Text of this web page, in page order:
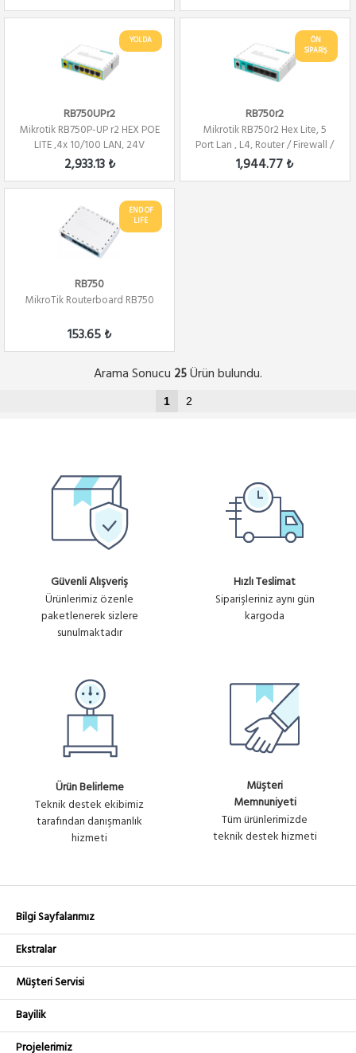
YOLDA
RB750UPr2
Mikrotik RB750P-UP r2 HEX POE
LITE ,4x 10/100 LAN, 24V
Passive P...
2,933.13 ₺
ÖN
SİPARİŞ
RB750r2
Mikrotik RB750r2 Hex Lite, 5
Port Lan , L4, Router / Firewall /
H...
1,944.77 ₺
END OF
LIFE
RB750
MikroTik Routerboard RB750
153.65 ₺
Arama Sonucu 25Ürün bulundu.
1 2
Güvenli Alışveriş
Ürünlerimiz özenle
paketlenerek sizlere
sunulmaktadır
Hızlı Teslimat
Siparişleriniz aynı gün
kargoda
Ürün Belirleme
Teknik destek ekibimiz
tarafından danışmanlık
hizmeti
Müşteri
Memnuniyeti
Tüm ürünlerimizde
teknik destek hizmeti
Bilgi Sayfalarımız
Ekstralar
Müşteri Servisi
Bayilik
Projelerimiz